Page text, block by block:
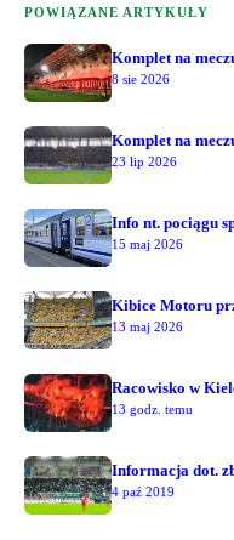
POWIĄZANE ARTYKUŁY
Komplet na
8 sie 2026
Komplet na
23 lip 2026
Info nt. pociągu
15 maj 2026
Kibice Motoru
13 maj 2026
Racowisko w
13 godz. temu
Informacja dot.
4 paź 2019